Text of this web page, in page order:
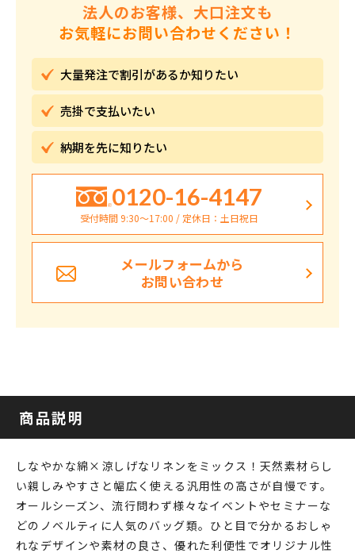
法人のお客様、大口注文も
お気軽にお問い合わせください！
大量発注で割引があるか知りたい
売掛で支払いたい
納期を先に知りたい
0120-16-4147
受付時間 9:30〜17:00 / 定休日：土日祝日
メールフォームから
お問い合わせ
商品説明
しなやかな綿×涼しげなリネンをミックス！天然素材らし
い親しみやすさと幅広く使える汎用性の高さが自慢です。
オールシーズン、流行問わず様々なイベントやセミナーな
どのノベルティに人気のバッグ類。ひと目で分かるおしゃ
れなデザインや素材の良さ、優れた利便性でオリジナル性